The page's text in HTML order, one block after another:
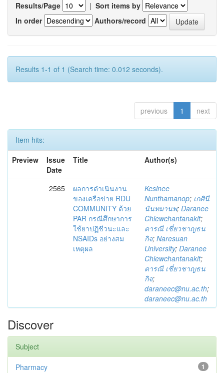
Results/Page | Sort items by
In order
Authors/record
Results 1-1 of 1 (Search time: 0.012 seconds).
previous 1 next
Item hits:
Preview
Issue
Date
Title Author(s)
2565
ผลการดำเนินงาน
ของเครือข่าย RDU
COMMUNITY ด้วย
PAR กรณีศึกษาการ
ใช้ยาปฏิชีวนะและ
NSAIDs อย่างสม
เหตุผล
Kesinee
Nunthamanop; เกศินี
นันทมานพ; Daranee
Chiewchantanakit;
ดารณี เชี่ยวชาญธน
กิจ; Naresuan
University; Daranee
Chiewchantanakit;
ดารณี เชี่ยวชาญธน
กิจ;
daraneec@nu.ac.th;
daraneec@nu.ac.th
Discover
Subject
1
Pharmacy